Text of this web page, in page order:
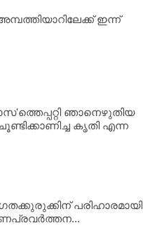
ഇന്ന്
ഞാനെഴുതിയ
കൃതി എന്ന
പരിഹാരമായി